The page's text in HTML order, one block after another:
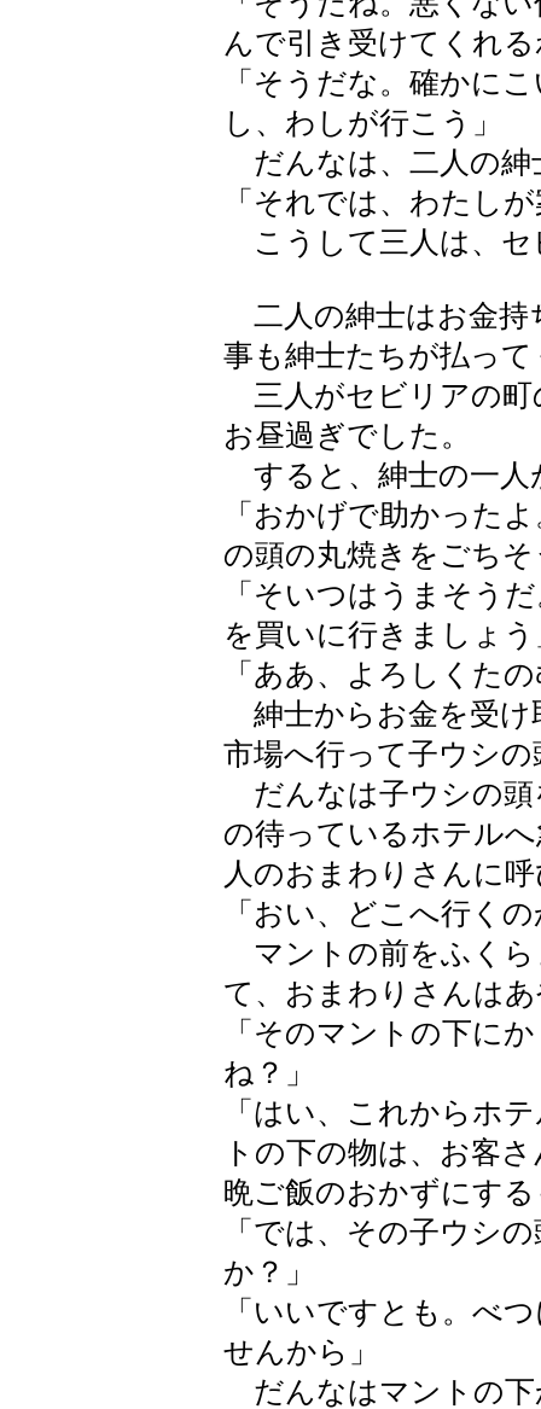
んで引き受けてくれ
「そうだな。確かに
し、わしが行こう」
だんなは、二人の紳
「それでは、わたし
こうして三人は、セ
二人の紳士はお金持
事も紳士たちが払っ
三人がセビリアの町
お昼過ぎでした。
すると、紳士の一人
「おかげで助かった
の頭の丸焼きをごち
「そいつはうまそう
を買いに行きましょう
「ああ、よろしくた
紳士からお金を受け
市場へ行って子ウシ
だんなは子ウシの頭
の待っているホテル
人のおまわりさんに
「おい、どこへ行く
マントの前をふくら
て、おまわりさんは
「そのマントの下に
ね？」
「はい、これからホ
トの下の物は、お客
晩ご飯のおかずにす
「では、その子ウシ
か？」
「いいですとも。べ
せんから」
だんなはマントの下